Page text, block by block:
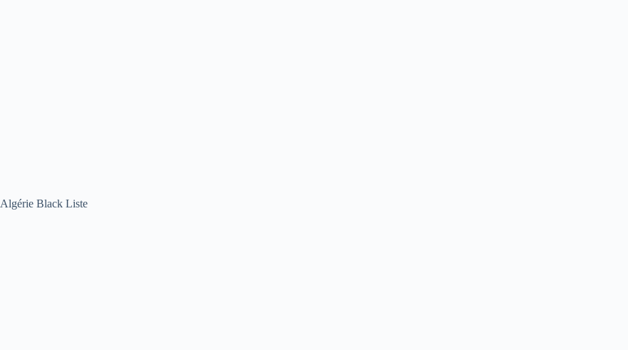
Algérie Black Liste